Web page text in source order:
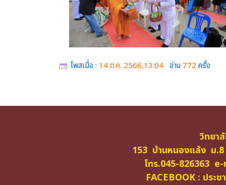
โพสเมื่อ : 14 ต.ค. 2566,13:04 อ่าน 772 ครั้ง
วิทยา
153 บ้านหนองแล้ง ม
โทร.045-826363
FACEBOOK : ประ